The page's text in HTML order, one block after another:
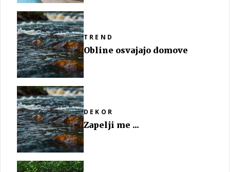
TREND
Obline osvajajo domove
DEKOR
Zapelji me ...